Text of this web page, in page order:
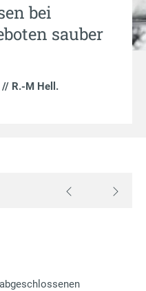
bei
sauber
R.-M Hell .